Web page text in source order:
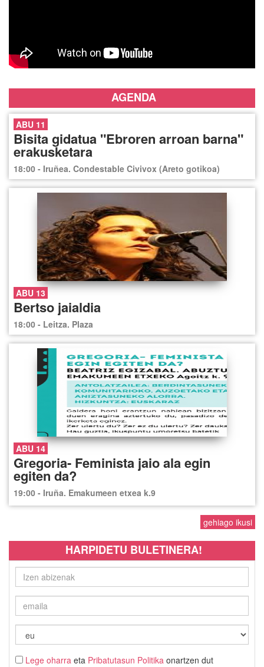
AGENDA
ABU 11
Bisita gidatua "Ebroren arroan barna"
erakusketara
18:00 - Iruñea. Condestable Civivox (Areto gotikoa)
ABU 13
Bertso jaialdia
18:00 - Leitza. Plaza
ABU 14
Gregoria- Feminista jaio ala egin
egiten da?
19:00 - Iruña. Emakumeen etxea k.9
gehiago ikusi
HARPIDETU BULETINERA!
Lege oharra eta Pribatutasun Politika onartzen dut